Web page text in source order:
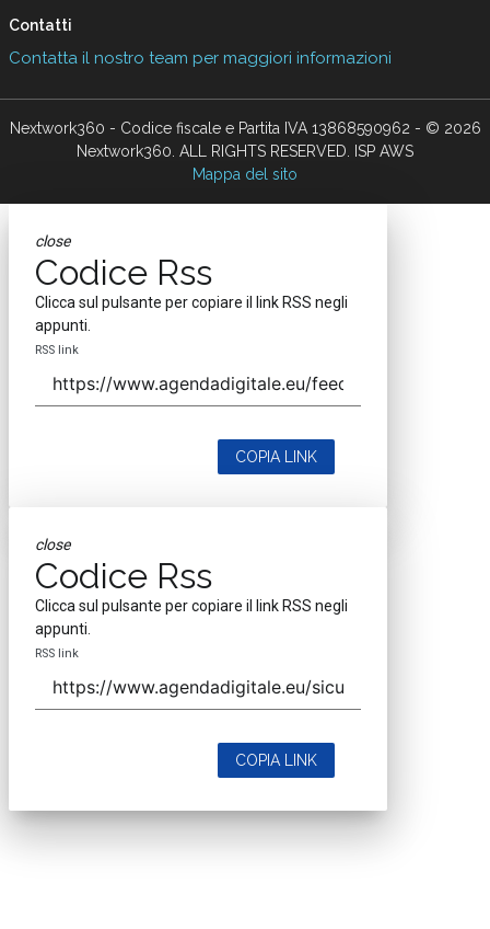
Contatti
Contatta il nostro team per maggiori informazioni
Nextwork360 - Codice fiscale e Partita IVA 13868590962 - © 2026
Nextwork360. ALL RIGHTS RESERVED. ISP AWS
Mappa del sito
close
Codice Rss
Clicca sul pulsante per copiare il link RSS negli
appunti.
RSS link
COPIA LINK
close
Codice Rss
Clicca sul pulsante per copiare il link RSS negli
appunti.
RSS link
COPIA LINK